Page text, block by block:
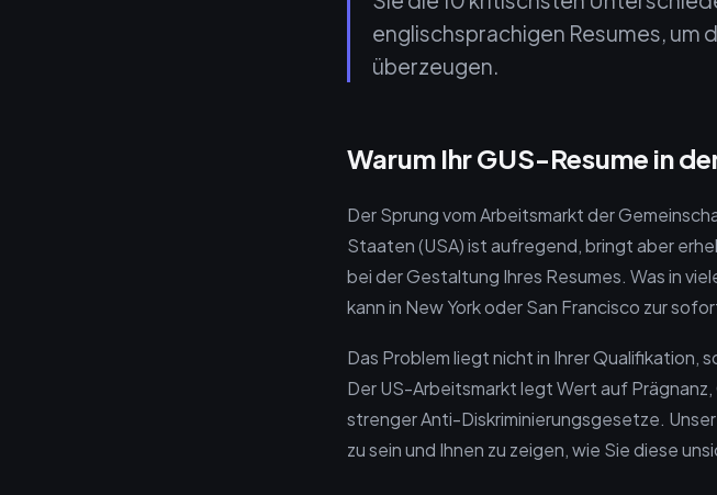
englischsprachigen Resumes, um
überzeugen.
Warum Ihr GUS-Resume in
Der Sprung vom Arbeitsmarkt der
Staaten (USA) ist aufregend, bringt aber
bei der Gestaltung Ihres Resumes. Was in
kann in New York oder San Francisco zur
Das Problem liegt nicht in Ihrer Qualifikation,
Der US-Arbeitsmarkt legt Wert auf
strenger Anti-Diskriminierungsgesetze.
zu sein und Ihnen zu zeigen, wie Sie diese